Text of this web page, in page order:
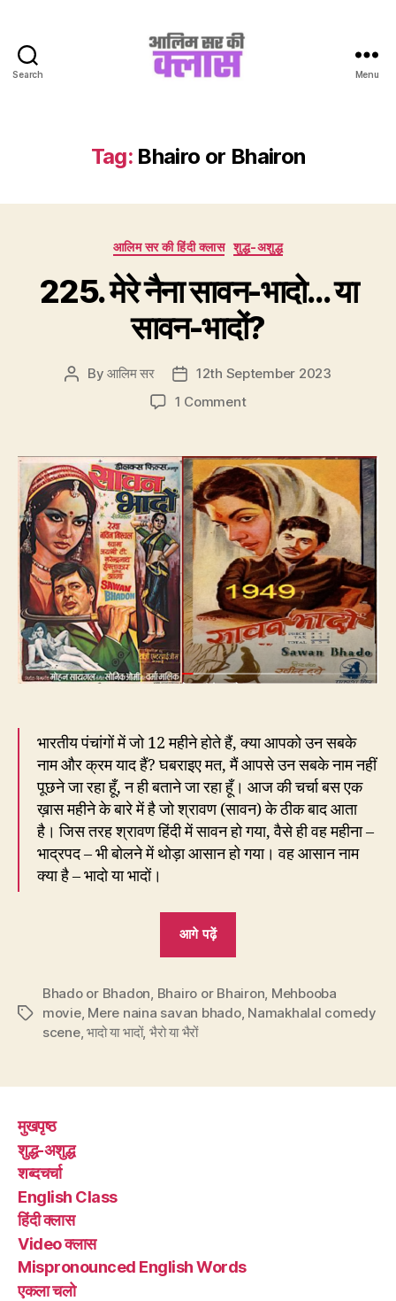
Search
Class
Menu
Tag: Bhairo or Bhairon
Categories
आलिम सर की हिंदी क्लास शुद्ध-अशुद्ध
225. मेरे नैना सावन-भादो… या
सावन-भादों?
PostByआलिम सर
Post
date
12th September 2023
1 Commenton
नैना
सावन-
भादो…
या
सावन-
भादों?
भारतीय पंचांगों में जो 12 महीने होते हैं, क्या आपको उन सबके
नाम और क्रम याद हैं? घबराइए मत, मैं आपसे उन सबके नाम नहीं
पूछने जा रहा हूँ, न ही बताने जा रहा हूँ। आज की चर्चा बस एक
ख़ास महीने के बारे में है जो श्रावण (सावन) के ठीक बाद आता
है। जिस तरह श्रावण हिंदी में सावन हो गया, वैसे ही वह महीना –
भाद्रपद – भी बोलने में थोड़ा आसान हो गया। वह आसान नाम
क्या है – भादो या भादों।
आगे पढ़ें
सावन-
भादो…
भादों?”
Tags
Bhado or Bhadon Bhairo or Bhairon Mehbooba
movie, Mere naina savan bhado, Namakhalal comedy
scene,भादो या भादों, भैरो या भैरों
मुखपृष्ठ
शुद्ध-अशुद्ध
शब्दचर्चा
English Class
हिंदी क्लास
Video क्लास
Mispronounced English Words
एकला चलो